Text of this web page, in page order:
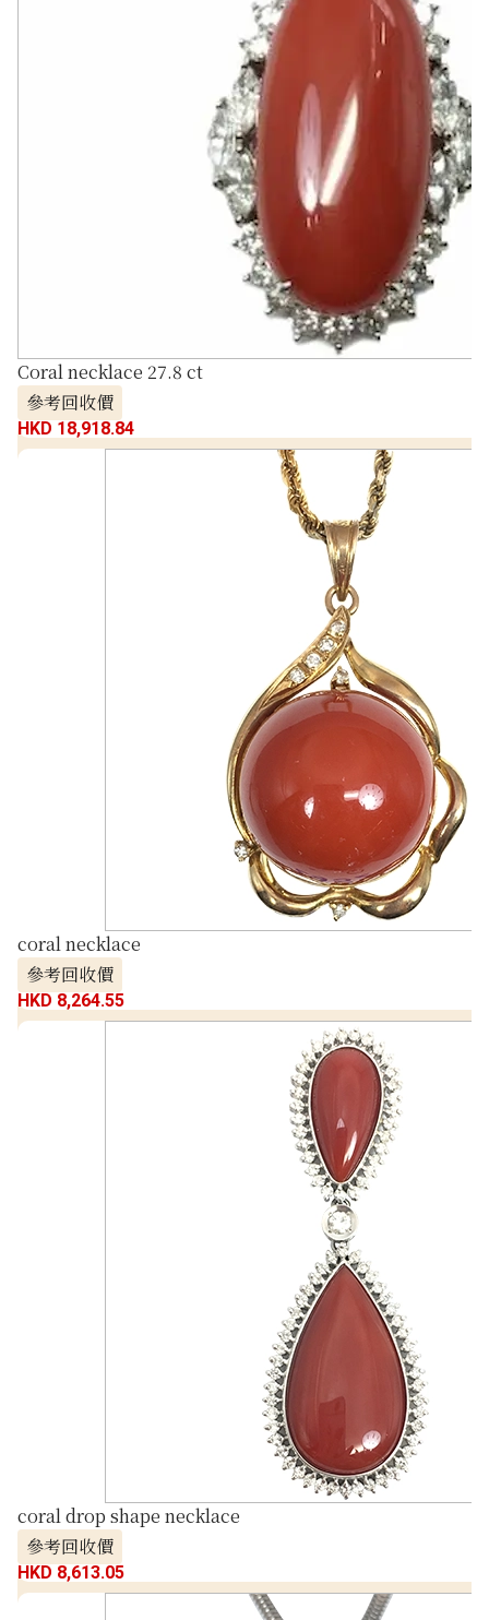
Coral necklace 27.8 ct
參考回收價
HKD 18,918.84
coral necklace
參考回收價
HKD 8,264.55
coral drop shape necklace
參考回收價
HKD 8,613.05